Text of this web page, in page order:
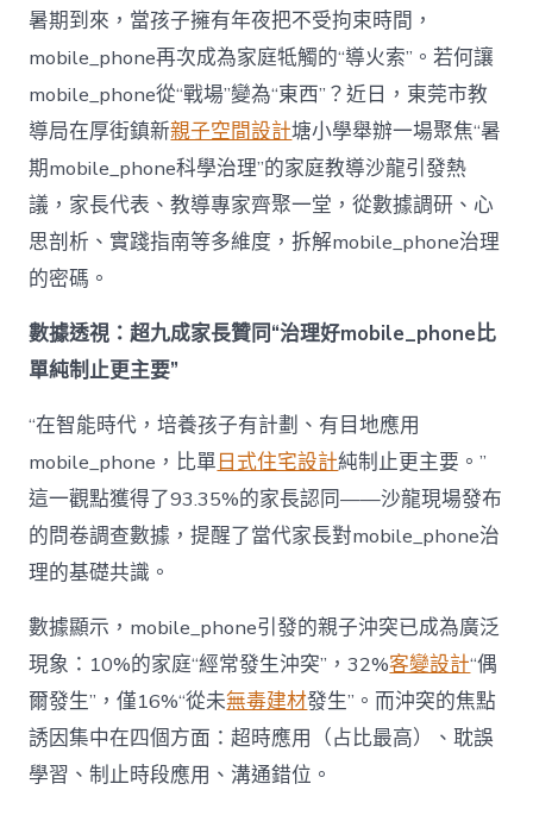
治
理
難
題？
讓
mobilJIUYI
俱
意
空
間
設
成
為
東
西”，
而
非
“家
庭
中
暑期到來，當孩子擁有年夜把不受拘束時間，
mobile_phone再次成為家庭牴觸的“導火索”。若何讓
mobile_phone從“戰場”變為“東西”？近日，東莞市教
導局在厚街鎮新親子空間設計塘小學舉辦一場聚焦“暑
期mobile_phone科學治理”的家庭教導沙龍引發熱
議，家長代表、教導專家齊聚一堂，從數據調研、心
思剖析、實踐指南等多維度，拆解mobile_phone治理
的密碼。
數據透視：超九成家長贊同“治理好mobile_phone比
單純制止更主要”
“在智能時代，培養孩子有計劃、有目地應用
mobile_phone，比單日式住宅設計純制止更主要。”
這一觀點獲得了93.35%的家長認同——沙龍現場發布
的問卷調查數據，提醒了當代家長對mobile_phone治
理的基礎共識。
數據顯示，mobile_phone引發的親子沖突已成為廣泛
現象：10%的家庭“經常發生沖突”，32%客變設計“偶
爾發生”，僅16%“從未無毒建材發生”。而沖突的焦點
誘因集中在四個方面：超時應用（占比最高）、耽誤
學習、制止時段應用、溝通錯位。